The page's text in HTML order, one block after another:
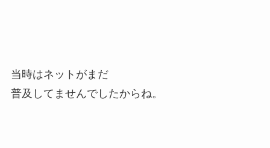
当時はネットがまだ
普及してませんでしたからね。